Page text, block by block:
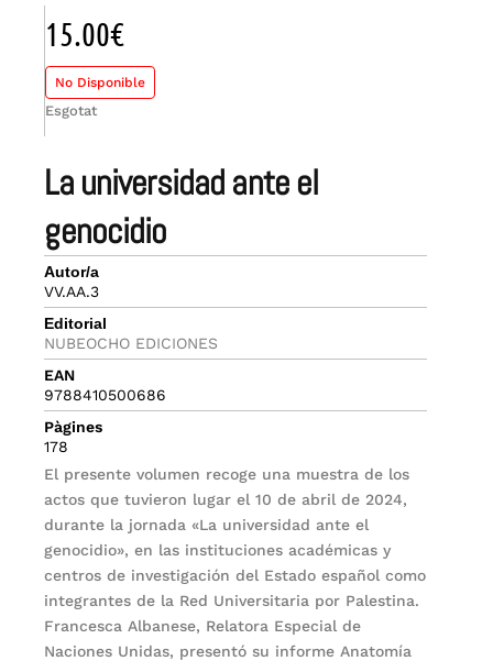
la universidad ante el
genocidio
Autor/a
VV.AA.3
Editorial
NUBEOCHO EDICIONES
EAN
9788410500686
Pàgines
178
El presente volumen recoge una muestra de los
actos que tuvieron lugar el 10 de abril de 2024,
durante la jornada «La universidad ante el
genocidio», en las instituciones académicas y
centros de investigación del Estado español como
integrantes de la Red Universitaria por Palestina.
Francesca Albanese, Relatora Especial de
Naciones Unidas, presentó su informe Anatomía
15.00€
No Disponible
Esgotat